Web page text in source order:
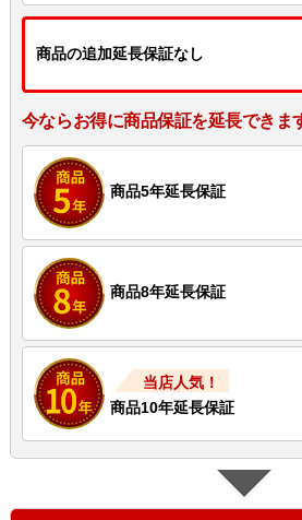
商品の追加延長保証なし
今ならお得に商品保証を延長できま
商品5年延長保証
商品8年延長保証
当店人気！
商品10年延長保証